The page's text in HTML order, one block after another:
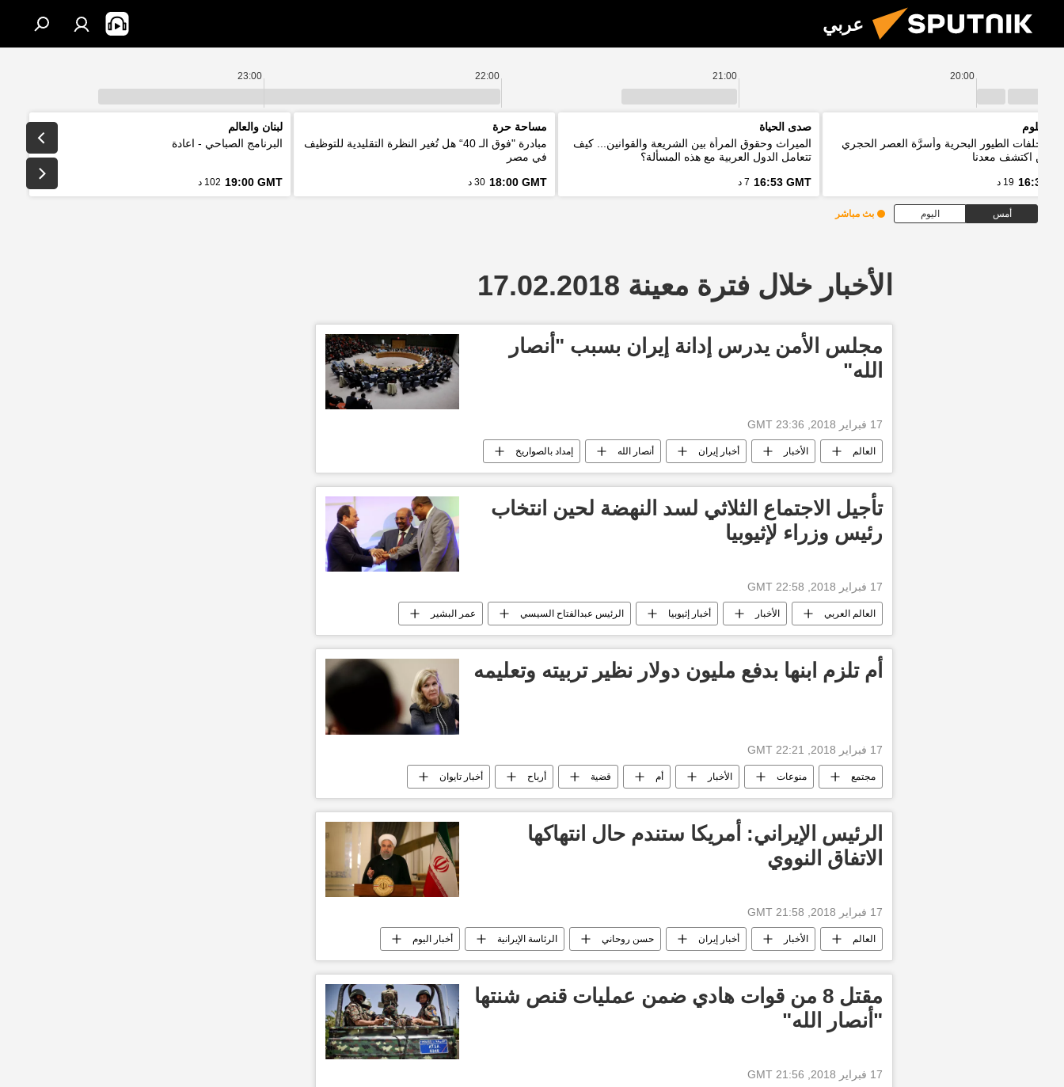
عربي
20:00
21:00
22:00
23:00
العلوم
مخلفات الطيور البحرية وأسرَّة العصر الحجري
من اكتشف معدنا
16:33 19 د
صدى الحياة
الميراث وحقوق المرأة بين الشريعة والقوانين... كيف
تتعامل الدول العربية مع هذه المسألة؟
16:53 GMT 7 د
مساحة حرة
مبادرة "فوق الـ 40“ هل تُغير النظرة التقليدية للتوظيف
في مصر
18:00 GMT 30 د
لبنان والعالم
البرنامج الصباحي - اعادة
19:00 GMT 102 د
أمس اليوم بث مباشر
الأخبار خلال فترة معينة 17.02.2018
مجلس الأمن يدرس إدانة إيران بسبب "أنصار
الله"
17 فبراير 2018, 23:36 GMT
العالم الأخبار أخبار إيران أنصار الله إمداد بالصواريخ
منظمة الأمم المتحدة أخبار اليمن الأن
تأجيل الاجتماع الثلاثي لسد النهضة لحين انتخاب
رئيس وزراء لإثيوبيا
17 فبراير 2018, 22:58 GMT
العالم العربي الأخبار أخبار إثيوبيا الرئيس عبدالفتاح السيسي عمر البشير
هايلي مريام ديسالين أخبار سد النهضة الإثيوبي أخبار السودان اليوم
أم تلزم ابنها بدفع مليون دولار نظير تربيته وتعليمه
17 فبراير 2018, 22:21 GMT
مجتمع منوعات الأخبار أم قضية أرباح أخبار تايوان
الرئيس الإيراني: أمريكا ستندم حال انتهاكها
الاتفاق النووي
17 فبراير 2018, 21:58 GMT
العالم الأخبار أخبار إيران حسن روحاني الرئاسة الإيرانية أخبار اليوم
دونالد ترامب الولايات المتحدة الأمريكية
مقتل 8 من قوات هادي ضمن عمليات قنص شنتها
"أنصار الله"
17 فبراير 2018, 21:56 GMT